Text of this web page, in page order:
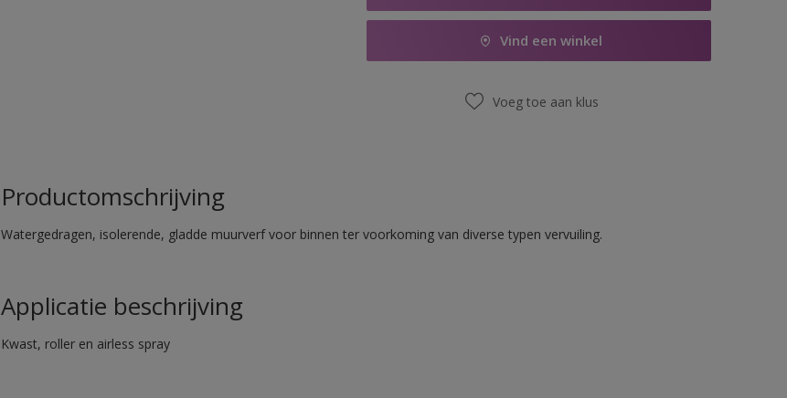
Vind een winkel
Voeg toe aan klus
Productomschrijving
Watergedragen, isolerende, gladde muurverf voor binnen ter voorkoming van diverse typen vervuiling.
Applicatie beschrijving
Kwast, roller en airless spray